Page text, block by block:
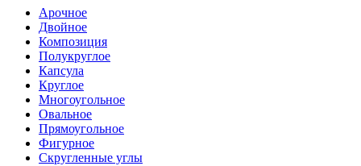
Арочное
Двойное
Композиция
Полукруглое
Капсула
Круглое
Многоугольное
Овальное
Прямоугольное
Фигурное
Скругленные углы